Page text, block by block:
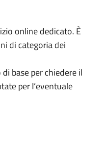
online dedicato. È
di categoria dei
base per chiedere il
per l’eventuale